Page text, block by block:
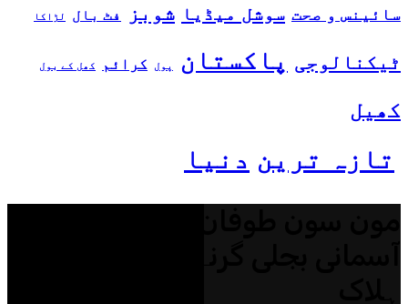
سائینس و صحت سوشل میڈیا شوبز فٹ بال لڑاکا
ٹیکنالوجی پاکستان پول کرائم کھل کے بول
کھیل
تازہ ترین دنیا